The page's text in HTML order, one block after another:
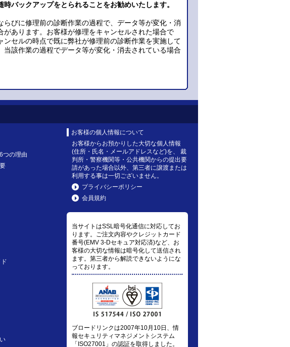
バックアップをとられることをお勧めいたします。
らびに修理前の診断作業の過程で、データ等が変化・消
があります。お客様が修理をキャンセルされた場合で
ンセルの時点で既に弊社が修理前の診断作業を実施して
当該作業の過程でデータ等が変化・消去されている場合
つの理由
お客様の個人情報について
お客様からお預かりした大切な個人情報
(住所・氏名・メールアドレスなど)を、 裁
判所・警察機関等・公共機関からの提出要
請があった場合以外、第三者に譲渡または
利用する事は一切ございません。
プライバシーポリシー
会員規約
当サイトはSSL暗号化通信に対応してお
ります。ご注文内容やクレジットカード
番号(EMV 3-Dセキュア対応済)など、お
客様の大切な情報は暗号化して送信され
ます。第三者から解読できないようにな
っております。
ブロードリンクは2007年10月10日、情
報セキュリティマネジメントシステム
「ISO27001」の認証を取得しました。